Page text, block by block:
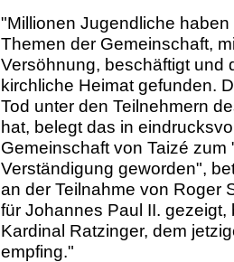
"Millionen Jugendliche
Themen der Gemeinschaft,
Versöhnung, beschäftigt
kirchliche Heimat gefunden.
Tod unter den Teilnehmern
hat, belegt das in
Gemeinschaft von Taizé
Verständigung geworden",
an der Teilnahme von Roger
für Johannes Paul II.
Kardinal Ratzinger, dem
empfing."